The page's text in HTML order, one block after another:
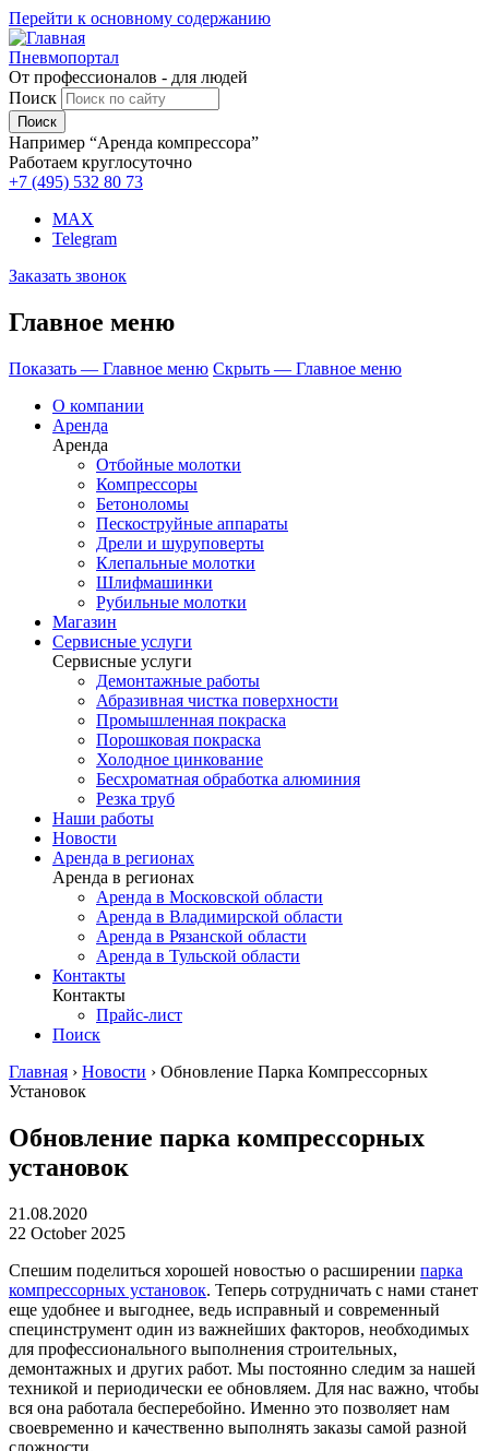
Перейти к основному содержанию
Пневмопортал
От профессионалов - для людей
Поиск
Например “Аренда компрессора”
Работаем круглосуточно
+7 (495) 532 80 73
MAX
Telegram
Заказать звонок
Главное меню
Показать — Главное меню Скрыть — Главное меню
О компании
Аренда
Аренда
Отбойные молотки
Компрессоры
Бетоноломы
Пескоструйные аппараты
Дрели и шуруповерты
Клепальные молотки
Шлифмашинки
Рубильные молотки
Магазин
Сервисные услуги
Сервисные услуги
Демонтажные работы
Абразивная чистка поверхности
Промышленная покраска
Порошковая покраска
Холодное цинкование
Бесхроматная обработка алюминия
Резка труб
Наши работы
Новости
Аренда в регионах
Аренда в регионах
Аренда в Московской области
Аренда в Владимирской области
Аренда в Рязанской области
Аренда в Тульской области
Контакты
Контакты
Прайс-лист
Поиск
Главная › Новости › Обновление Парка Компрессорных
Установок
Обновление парка компрессорных
установок
21.08.2020
22 October 2025
Спешим поделиться хорошей новостью о расширении парка
компрессорных установок. Теперь сотрудничать с нами станет
еще удобнее и выгоднее, ведь исправный и современный
специнструмент один из важнейших факторов, необходимых
для профессионального выполнения строительных,
демонтажных и других работ. Мы постоянно следим за нашей
техникой и периодически ее обновляем. Для нас важно, чтобы
вся она работала бесперебойно. Именно это позволяет нам
своевременно и качественно выполнять заказы самой разной
сложности.